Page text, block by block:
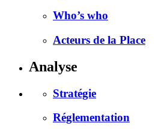
Who’s who
Acteurs de la Place
Analyse
Stratégie
Réglementation